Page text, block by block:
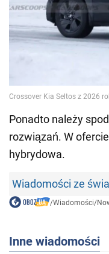
Ponadto należy
rozwiązań. W
hybrydowa.
Wiadomości ze
/Wiadomości/
Inne wiadomości